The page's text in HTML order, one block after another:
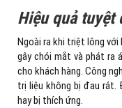
Hiệu quả tuyệt
Ngoài ra khi triệt lông với
gây chói mắt và phát ra
cho khách hàng. Công
trị liệu không bị đau rát.
hay bị thích ứng.